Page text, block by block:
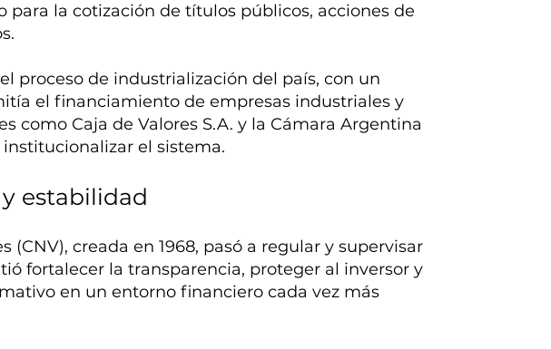
la cotización de títulos públicos, acciones de
proceso de industrialización del país, con un
el financiamiento de empresas industriales y
como Caja de Valores S.A. y la Cámara Argentina
el sistema.
estabilidad
(CNV), creada en 1968, pasó a regular y supervisar
fortalecer la transparencia, proteger al inversor y
en un entorno financiero cada vez más